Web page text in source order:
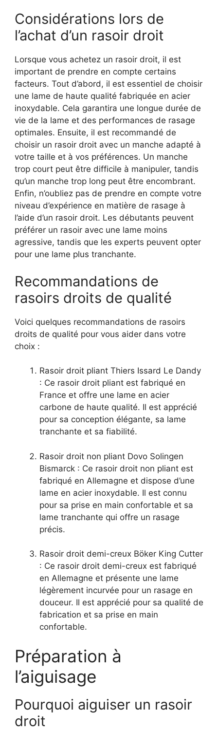
Considérations lors de
l’achat d’un rasoir droit
Lorsque vous achetez un rasoir droit, il est
important de prendre en compte certains
facteurs. Tout d’abord, il est essentiel de choisir
une lame de haute qualité fabriquée en acier
inoxydable. Cela garantira une longue durée de
vie de la lame et des performances de rasage
optimales. Ensuite, il est recommandé de
choisir un rasoir droit avec un manche adapté à
votre taille et à vos préférences. Un manche
trop court peut être difficile à manipuler, tandis
qu’un manche trop long peut être encombrant.
Enfin, n’oubliez pas de prendre en compte votre
niveau d’expérience en matière de rasage à
l’aide d’un rasoir droit. Les débutants peuvent
préférer un rasoir avec une lame moins
agressive, tandis que les experts peuvent opter
pour une lame plus tranchante.
Recommandations de
rasoirs droits de qualité
Voici quelques recommandations de rasoirs
droits de qualité pour vous aider dans votre
choix :
Rasoir droit pliant Thiers Issard Le Dandy
: Ce rasoir droit pliant est fabriqué en
France et offre une lame en acier
carbone de haute qualité. Il est apprécié
pour sa conception élégante, sa lame
tranchante et sa fiabilité.
Rasoir droit non pliant Dovo Solingen
Bismarck : Ce rasoir droit non pliant est
fabriqué en Allemagne et dispose d’une
lame en acier inoxydable. Il est connu
pour sa prise en main confortable et sa
lame tranchante qui offre un rasage
précis.
Rasoir droit demi-creux Böker King Cutter
: Ce rasoir droit demi-creux est fabriqué
en Allemagne et présente une lame
légèrement incurvée pour un rasage en
douceur. Il est apprécié pour sa qualité de
fabrication et sa prise en main
confortable.
Préparation à
l’aiguisage
Pourquoi aiguiser un rasoir
droit